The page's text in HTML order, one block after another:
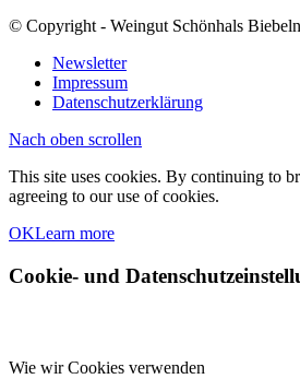
© Copyright - Weingut Schönhals
Newsletter
Impressum
Datenschutzerklärung
Nach oben scrollen
This site uses cookies. By continuing to
agreeing to our use of cookies.
OKLearn more
Cookie- und
Wie wir Cookies verwenden